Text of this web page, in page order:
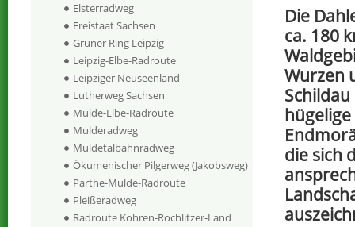
Die
ca. 180
Wurzen
hügelige
die sich
Elsterradweg
Freistaat Sachsen
Grüner Ring Leipzig
Leipzig-Elbe-Radroute
Leipziger Neuseenland
Lutherweg Sachsen
Mulde-Elbe-Radroute
Mulderadweg
Muldetalbahnradweg
Ökumenischer Pilgerweg (Jakobsweg)
Parthe-Mulde-Radroute
Pleißeradweg
Radroute Kohren-Rochlitzer-Land